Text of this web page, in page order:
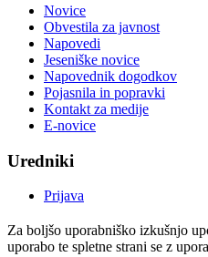
Novice
Obvestila za javnost
Napovedi
Jeseniške novice
Napovednik dogodkov
Pojasnila in popravki
Kontakt za medije
E-novice
Uredniki
Prijava
Za boljšo uporabniško izkušnjo
uporabo te spletne strani se z